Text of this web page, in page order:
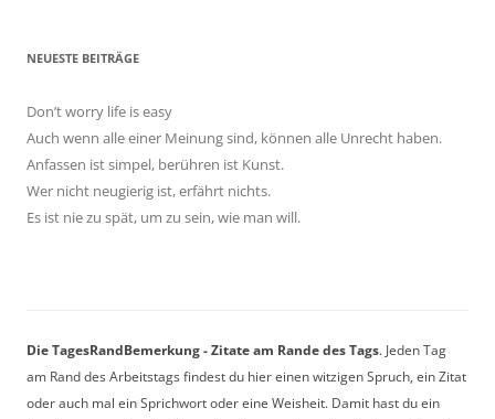
NEUESTE BEITRÄGE
Don’t worry life is easy
Auch wenn alle einer Meinung sind, können alle Unrecht haben.
Anfassen ist simpel, berühren ist Kunst.
Wer nicht neugierig ist, erfährt nichts.
Es ist nie zu spät, um zu sein, wie man will.
Die TagesRandBemerkung - Zitate am Rande des Tags. Jeden Tag
am Rand des Arbeitstags findest du hier einen witzigen Spruch, ein Zitat
oder auch mal ein Sprichwort oder eine Weisheit. Damit hast du ein